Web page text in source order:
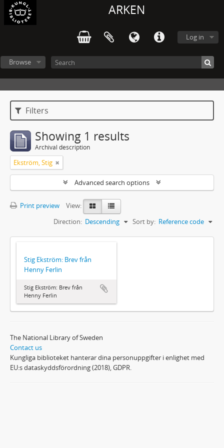
ARKEN
Log in
Browse
Filters
Showing 1 results
Archival description
Ekström, Stig
Advanced search options
Print preview
View:
Sort by: Reference code
Direction: Descending
Stig Ekström: Brev från
Henny Ferlin
Stig Ekström: Brev från
Henny Ferlin
The National Library of Sweden
Contact us
Kungliga biblioteket hanterar dina personuppgifter i enlighet med
EU:s dataskyddsförordning (2018), GDPR.